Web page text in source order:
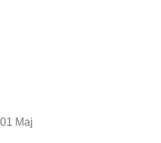
01 Maj